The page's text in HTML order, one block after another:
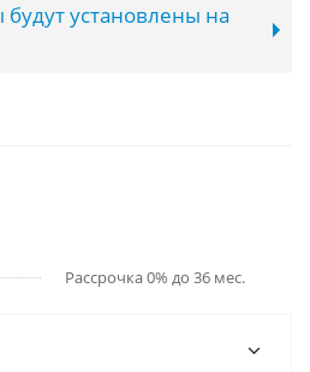
установлены на
Рассрочка 0% до 36 мес.